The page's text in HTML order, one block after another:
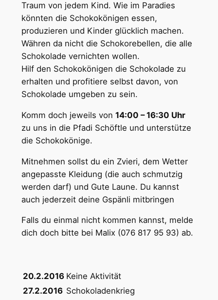
Traum von jedem Kind. Wie im Paradies
könnten die Schokokönigen essen,
produzieren und Kinder glücklich machen.
Währen da nicht die Schokorebellen, die alle
Schokolade vernichten wollen.
Hilf den Schokokönigen die Schokolade zu
erhalten und profitiere selbst davon, von
Schokolade umgeben zu sein.
Komm doch jeweils von 14:00 – 16:30 Uhr
zu uns in die Pfadi Schöftle und unterstütze
die Schokokönige.
Mitnehmen sollst du ein Zvieri, dem Wetter
angepasste Kleidung (die auch schmutzig
werden darf) und Gute Laune. Du kannst
auch jederzeit deine Gspänli mitbringen
Falls du einmal nicht kommen kannst, melde
dich doch bitte bei Malix (076 817 95 93) ab.
20.2.2016 Keine Aktivität
27.2.2016 Schokoladenkrieg